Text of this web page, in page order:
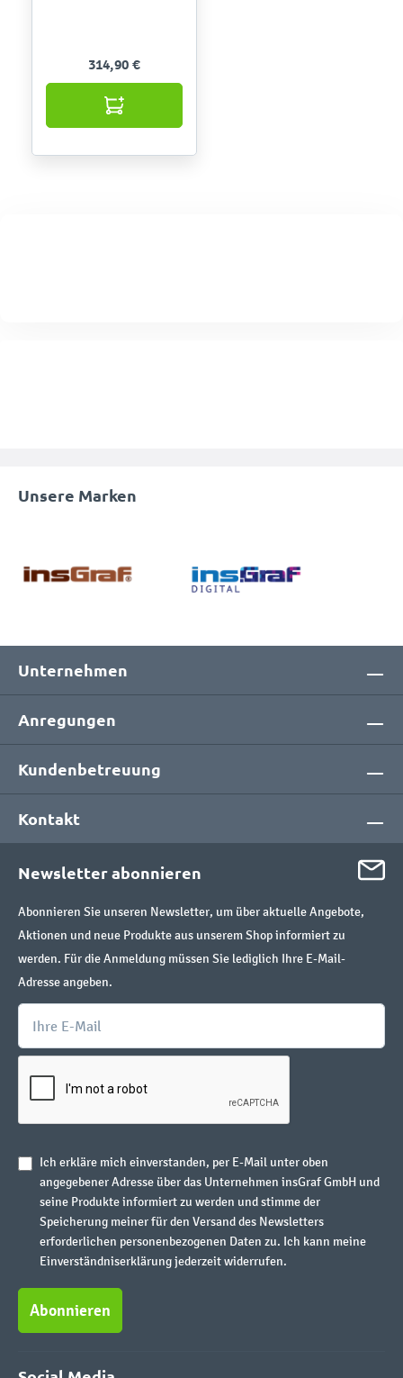
314,90 €
Unsere Marken
Unternehmen
Anregungen
Kundenbetreuung
Kontakt
Newsletter abonnieren
Abonnieren Sie unseren Newsletter, um über aktuelle Angebote,
Aktionen und neue Produkte aus unserem Shop informiert zu
werden. Für die Anmeldung müssen Sie lediglich Ihre E-Mail-
Adresse angeben.
Ich erkläre mich einverstanden, per E-Mail unter oben
angegebener Adresse über das Unternehmen insGraf GmbH und
seine Produkte informiert zu werden und stimme der
Speicherung meiner für den Versand des Newsletters
erforderlichen personenbezogenen Daten zu. Ich kann meine
Einverständniserklärung jederzeit widerrufen.
Abonnieren